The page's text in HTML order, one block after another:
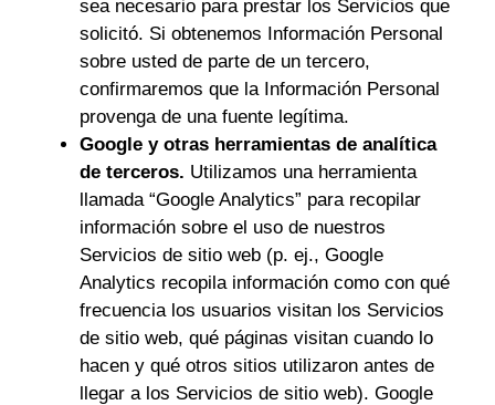
sea necesario para prestar los Servicios que
solicitó. Si obtenemos Información Personal
sobre usted de parte de un tercero,
confirmaremos que la Información Personal
provenga de una fuente legítima.
Google y otras herramientas de analítica
de terceros. Utilizamos una herramienta
llamada “Google Analytics” para recopilar
información sobre el uso de nuestros
Servicios de sitio web (p. ej., Google
Analytics recopila información como con qué
frecuencia los usuarios visitan los Servicios
de sitio web, qué páginas visitan cuando lo
hacen y qué otros sitios utilizaron antes de
llegar a los Servicios de sitio web). Google